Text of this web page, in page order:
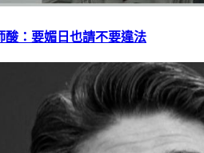
：要媚日也請不要違法